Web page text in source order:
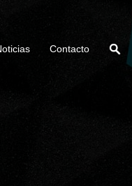
Contacto